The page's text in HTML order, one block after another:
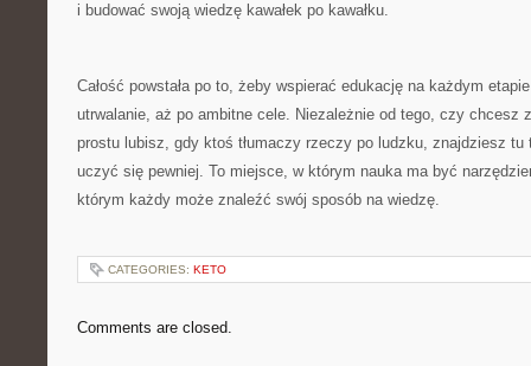
i budować swoją wiedzę kawałek po kawałku.
Całość powstała po to, żeby wspierać edukację na każdym
utrwalanie, aż po ambitne cele. Niezależnie od tego, czy chcesz
prostu lubisz, gdy ktoś tłumaczy rzeczy po ludzku, znajdziesz tu
uczyć się pewniej. To miejsce, w którym nauka ma być
którym każdy może znaleźć swój sposób na wiedzę.
CATEGORIES: KETO
Comments are closed.